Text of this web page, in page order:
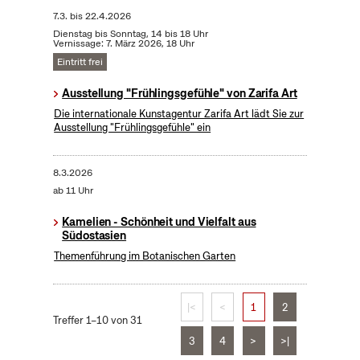
7.3. bis22.4.2026
Dienstag bis Sonntag, 14 bis 18 Uhr
Vernissage: 7. März 2026, 18 Uhr
Eintritt frei
Ausstellung "Frühlingsgefühle" von Zarifa Art
Die internationale Kunstagentur Zarifa Art lädt Sie zur
Ausstellung "Frühlingsgefühle" ein
8.3.2026
ab 11 Uhr
Kamelien - Schönheit und Vielfalt aus
Südostasien
Themenführung im Botanischen Garten
Treffer 1–10 von 31
|< < 1 2
3 4 > >|